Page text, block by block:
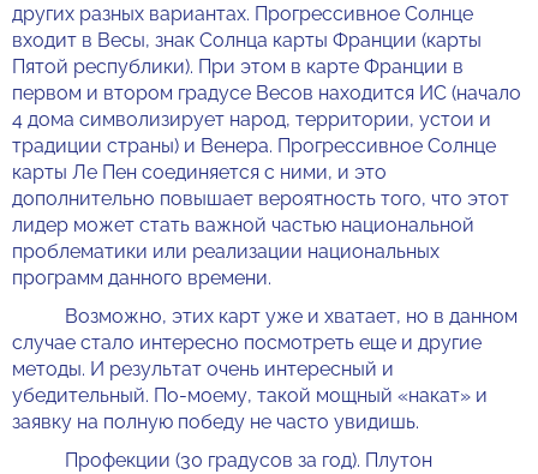
других разных вариантах. Прогрессивное Солнце
входит в Весы, знак Солнца карты Франции (карты
Пятой республики). При этом в карте Франции в
первом и втором градусе Весов находится ИС (начало
4 дома символизирует народ, территории, устои и
традиции страны) и Венера. Прогрессивное Солнце
карты Ле Пен соединяется с ними, и это
дополнительно повышает вероятность того, что этот
лидер может стать важной частью национальной
проблематики или реализации национальных
программ данного времени.
Возможно, этих карт уже и хватает, но в данном
случае стало интересно посмотреть еще и другие
методы. И результат очень интересный и
убедительный. По-моему, такой мощный «накат» и
заявку на полную победу не часто увидишь.
Профекции (30 градусов за год). Плутон